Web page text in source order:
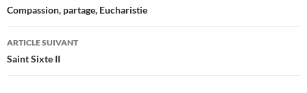
des
articles
Compassion, partage, Eucharistie
ARTICLE SUIVANT
Saint Sixte II